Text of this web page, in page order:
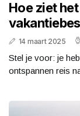
Hoe ziet
14 maart 2025
Stel je voor: je
ontspannen reis